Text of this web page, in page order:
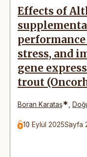
Effects of
stress, and
gene
trout
Boran Karataş*
10 Eylül 2025Sayfa